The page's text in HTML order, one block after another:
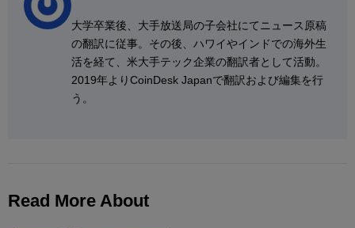
大学卒業後、大手放送局の子会社にてニュース原稿
の翻訳に従事。その後、ハワイやインドでの海外生
活を経て、米大手テック企業の翻訳者として活動。
2019年よりCoinDesk Japanで翻訳および編集を行
う。
Read More About